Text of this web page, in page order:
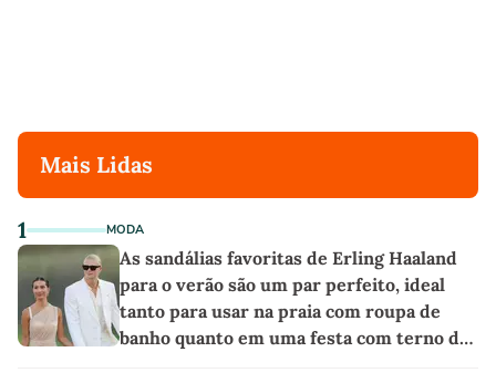
Mais Lidas
1 MODA
As sandálias favoritas de Erling Haaland
para o verão são um par perfeito, ideal
tanto para usar na praia com roupa de
banho quanto em uma festa com terno de